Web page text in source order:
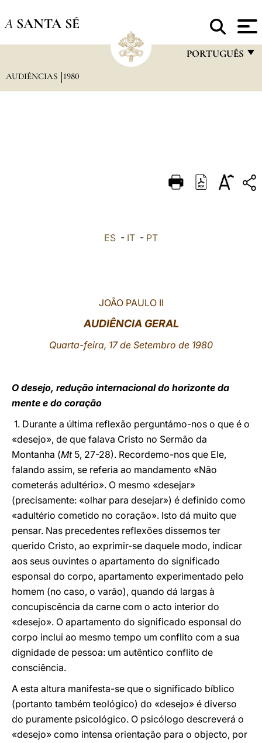
A SANTA SÉ
PORTUGUÊS
DEUTSCH
AUDIÊNCIAS 1980
ES - IT - PT
JOÃO PAULO II
AUDIÊNCIA GERAL
Quarta-feira, 17 de Setembro de 1980
O desejo, redução internacional do horizonte da
mente e do coração
1. Durante a última reflexão perguntámo-nos o que é o
«desejo», de que falava Cristo no Sermão da
Montanha (Mt5, 27-28). Recordemo-nos que Ele,
falando assim, se referia ao mandamento «Não
cometerás adultério». O mesmo «desejar»
(precisamente: «olhar para desejar») é definido como
«adultério cometido no coração». Isto dá muito que
pensar. Nas precedentes reflexões dissemos ter
querido Cristo, ao exprimir-se daquele modo, indicar
aos seus ouvintes o apartamento do significado
esponsal do corpo, apartamento experimentado pelo
homem (no caso, o varão), quando dá largas à
concupiscência da carne com o acto interior do
«desejo». O apartamento do significado esponsal do
corpo inclui ao mesmo tempo um conflito com a sua
dignidade de pessoa: um autêntico conflito de
consciência.
A esta altura manifesta-se que o significado bíblico
(portanto também teológico) do «desejo» é diverso
do puramente psicológico. O psicólogo descreverá o
«desejo» como intensa orientação para o objecto, por